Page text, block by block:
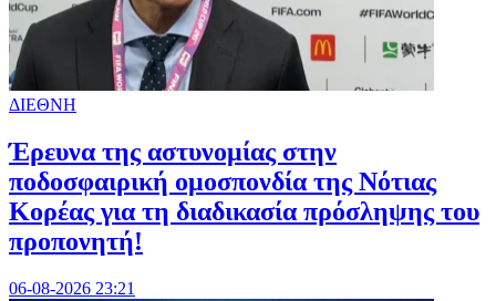
ΔΙΕΘΝΗ
Έρευνα της αστυνομίας στην
ποδοσφαιρική ομοσπονδία της Νότιας
Κορέας για τη διαδικασία πρόσληψης του
προπονητή!
06-08-2026 23:21